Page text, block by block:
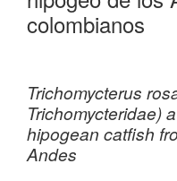
colombianos
Trichomycterus
Trichomycteridae)
hipogean catfish
Andes